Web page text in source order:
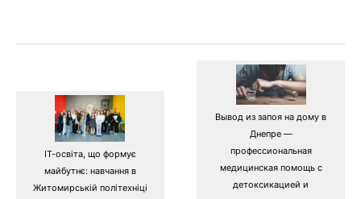
ІТ-освіта, що формує
майбутнє: навчання в
Житомирській політехніці
Вывод из запоя на дому в
Днепре —
профессиональная
медицинская помощь с
детоксикацией и